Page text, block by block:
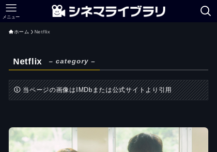
メニュー
ホーム Netflix
Netflix – category –
当ページの画像はIMDbまたは公式サイトより引用